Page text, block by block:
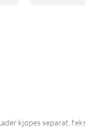
kjøpes separat,